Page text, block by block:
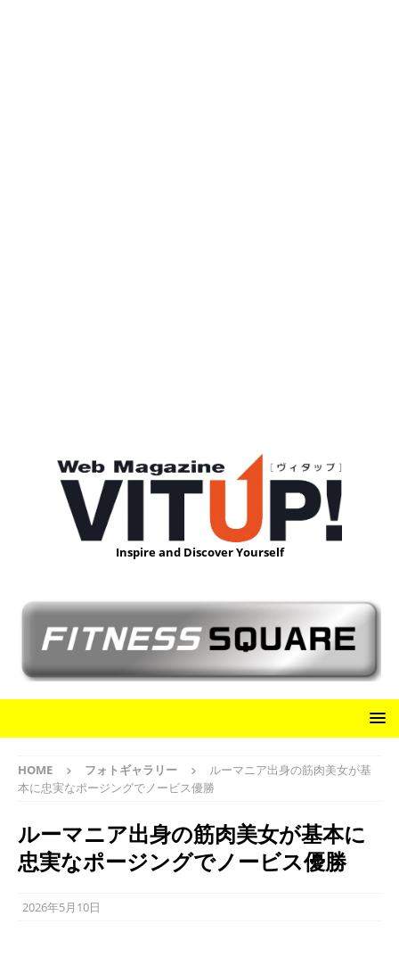
Inspire and Discover Yourself
HOME フォトギャラリー
ルーマニア出身の筋肉美女が基
本に忠実なポージングでノービス優勝
ルーマニア出身の筋肉美女が基本に
忠実なポージングでノービス優勝
2026年5月10日